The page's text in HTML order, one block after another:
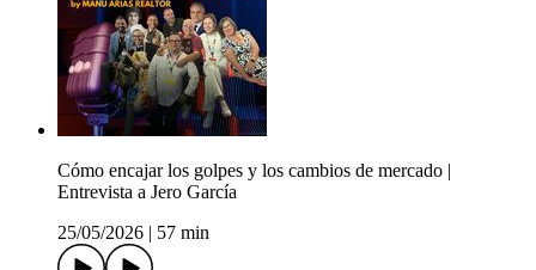
Cómo encajar los golpes y los cambios de mercado |
Entrevista a Jero García
25/05/2026
57 min